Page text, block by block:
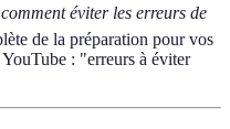
éviter les erreurs de
de la préparation pour vos
: "erreurs à éviter